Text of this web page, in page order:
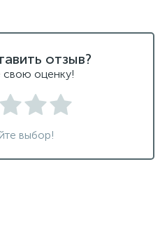
отзыв?
свою оценку!
выбор!